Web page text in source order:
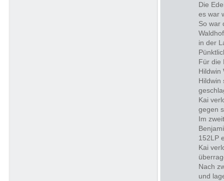
Die
es war
So war
in der
Für die
Hildwin
Hildwin
Kai
gegen
Im
152LP
Kai
Nach
und